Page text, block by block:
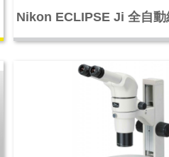
Nikon ECLIPSE Ji 全自動
取系統